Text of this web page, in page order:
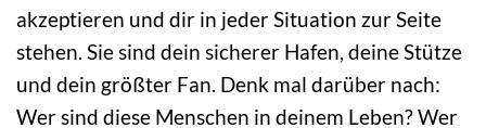
akzeptieren und dir in jeder Situation zur Seite
stehen. Sie sind dein sicherer Hafen, deine Stütze
und dein größter Fan. Denk mal darüber nach:
Wer sind diese Menschen in deinem Leben? Wer